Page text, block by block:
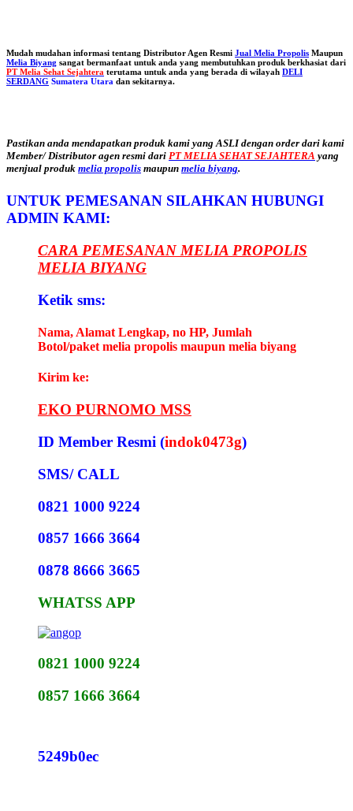
Mudah mudahan informasi tentang Distributor Agen Resmi Jual Melia Propolis Maupun
Melia Biyang sangat bermanfaat untuk anda yang membutuhkan produk berkhasiat dari
PT Melia Sehat Sejahtera terutama untuk anda yang berada di wilayah DELI
SERDANG Sumatera Utara dan sekitarnya.
Pastikan anda mendapatkan produk kami yang ASLI dengan order dari kami
Member/ Distributor agen resmi dari PT MELIA SEHAT SEJAHTERA yang
menjual produk melia propolis maupun melia biyang.
UNTUK PEMESANAN SILAHKAN HUBUNGI
ADMIN KAMI:
CARA PEMESANAN MELIA PROPOLIS
MELIA BIYANG
Ketik sms:
Nama, Alamat Lengkap, no HP, Jumlah
Botol/paket melia propolis maupun melia biyang
Kirim ke:
EKO PURNOMO MSS
ID Member Resmi (indok0473g)
SMS/ CALL
0821 1000 9224
0857 1666 3664
0878 8666 3665
WHATSS APP
0821 1000 9224
0857 1666 3664
5249b0ec